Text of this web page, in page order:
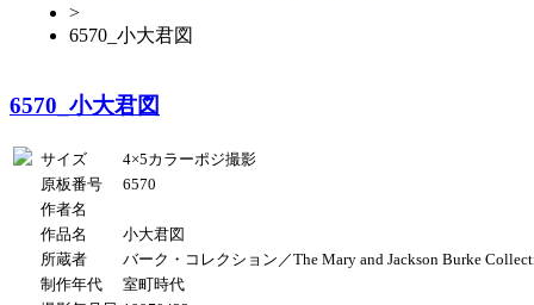
>
6570_小大君図
6570_小大君図
サイズ
4×5カラーポジ撮影
原板番号
6570
作者名
作品名
小大君図
所蔵者
バーク・コレクション／The Mary and Jackson Burke
制作年代
室町時代